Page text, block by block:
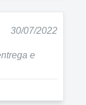
30/07/2022
e